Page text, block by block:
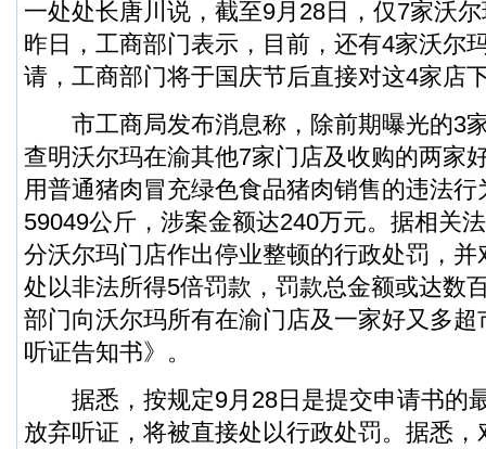
一处处长唐川说，截至9月28日，仅7家沃
昨日，工商部门表示，目前，还有4家沃尔
请，工商部门将于国庆节后直接对这4家店
市工商局发布消息称，除前期曝光的3
查明沃尔玛在渝其他7家门店及收购的两家
用普通猪肉冒充绿色食品猪肉销售的违法
59049公斤，涉案金额达240万元。据相关
分沃尔玛门店作出停业整顿的行政处罚，
处以非法所得5倍罚款，罚款总金额或达数
部门向沃尔玛所有在渝门店及一家好又多
听证告知书》。
据悉，按规定9月28日是提交申请书的
放弃听证，将被直接处以行政处罚。据悉